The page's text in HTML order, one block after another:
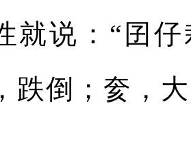
就说：“囝
跌倒；奒，